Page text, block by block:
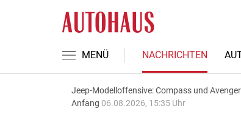
MENÜ NACHRICHTEN
Jeep-Modelloffensive: Compass und
Anfang 06.08.2026, 15:35 Uhr